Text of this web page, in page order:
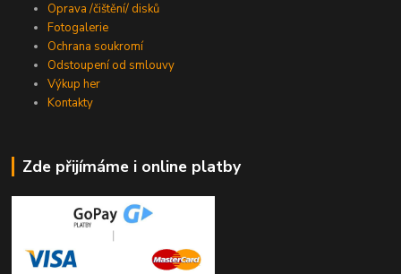
Oprava /čištění/ disků
Fotogalerie
Ochrana soukromí
Odstoupení od smlouvy
Výkup her
Kontakty
Zde přijímáme i online platby